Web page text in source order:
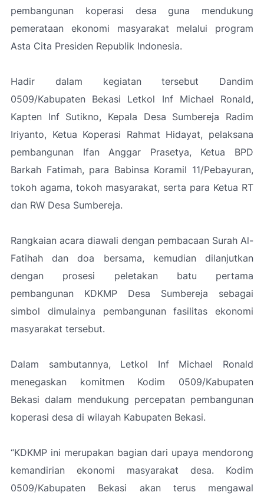
pembangunan koperasi desa guna mendukung
pemerataan ekonomi masyarakat melalui program
Asta Cita Presiden Republik Indonesia.
Hadir dalam kegiatan tersebut Dandim
0509/Kabupaten Bekasi Letkol Inf Michael Ronald,
Kapten Inf Sutikno, Kepala Desa Sumbereja Radim
Iriyanto, Ketua Koperasi Rahmat Hidayat, pelaksana
pembangunan Ifan Anggar Prasetya, Ketua BPD
Barkah Fatimah, para Babinsa Koramil 11/Pebayuran,
tokoh agama, tokoh masyarakat, serta para Ketua RT
dan RW Desa Sumbereja.
Rangkaian acara diawali dengan pembacaan Surah Al-
Fatihah dan doa bersama, kemudian dilanjutkan
dengan prosesi peletakan batu pertama
pembangunan KDKMP Desa Sumbereja sebagai
simbol dimulainya pembangunan fasilitas ekonomi
masyarakat tersebut.
Dalam sambutannya, Letkol Inf Michael Ronald
menegaskan komitmen Kodim 0509/Kabupaten
Bekasi dalam mendukung percepatan pembangunan
koperasi desa di wilayah Kabupaten Bekasi.
“KDKMP ini merupakan bagian dari upaya mendorong
kemandirian ekonomi masyarakat desa. Kodim
0509/Kabupaten Bekasi akan terus mengawal